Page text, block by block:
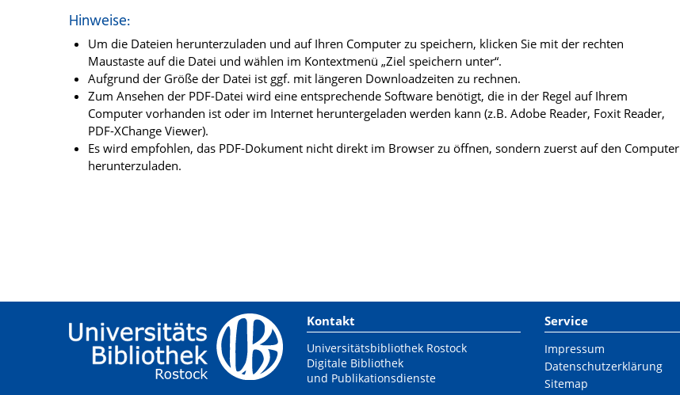
Hinweise:
Um die Dateien herunterzuladen und auf Ihren Computer zu speichern, klicken Sie mit der rechten
Maustaste auf die Datei und wählen im Kontextmenü „Ziel speichern unter“.
Aufgrund der Größe der Datei ist ggf. mit längeren Downloadzeiten zu rechnen.
Zum Ansehen der PDF-Datei wird eine entsprechende Software benötigt, die in der Regel auf Ihrem
Computer vorhanden ist oder im Internet heruntergeladen werden kann (z.B. Adobe Reader, Foxit Reader,
PDF-XChange Viewer).
Es wird empfohlen, das PDF-Dokument nicht direkt im Browser zu öffnen, sondern zuerst auf den Computer
herunterzuladen.
Kontakt
Universitätsbibliothek Rostock
Digitale Bibliothek
und Publikationsdienste
Service
Impressum
Datenschutzerklärung
Sitemap